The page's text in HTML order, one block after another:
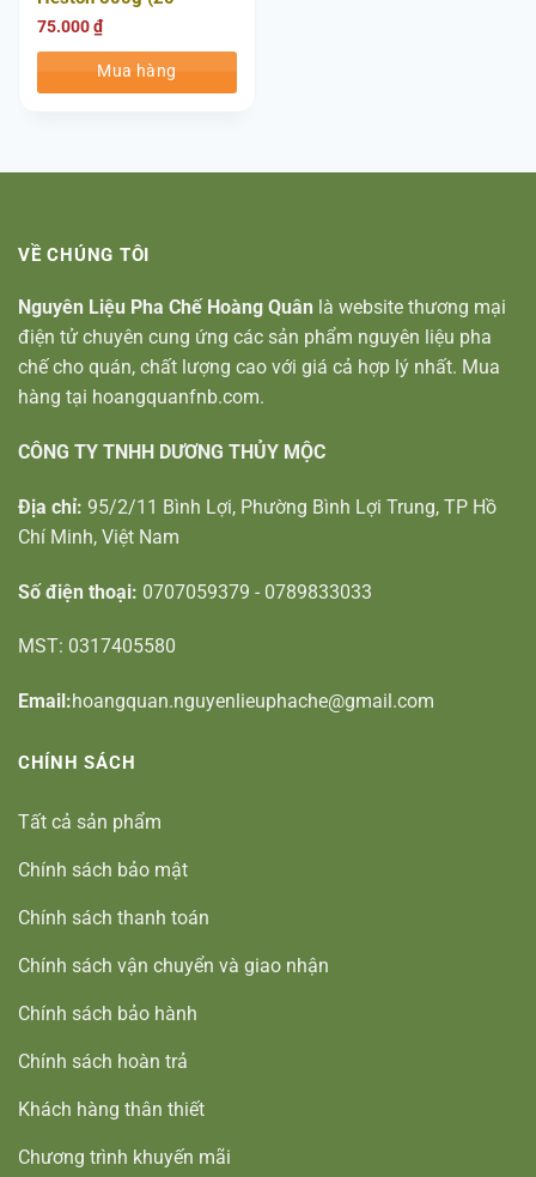
Gói/Thùng)
75.000₫
Mua hàng
VỀ CHÚNG TÔI
Nguyên Liệu Pha Chế Hoàng Quân là website thương mại
điện tử chuyên cung ứng các sản phẩm nguyên liệu pha
chế cho quán, chất lượng cao với giá cả hợp lý nhất. Mua
hàng tại hoangquanfnb.com.
CÔNG TY TNHH DƯƠNG THỦY MỘC
Địa chỉ: 95/2/11 Bình Lợi, Phường Bình Lợi Trung, TP Hồ
Chí Minh, Việt Nam
Số điện thoại: 0707059379 - 0789833033
MST: 0317405580
Email:hoangquan.nguyenlieuphache@gmail.com
CHÍNH SÁCH
Tất cả sản phẩm
Chính sách bảo mật
Chính sách thanh toán
Chính sách vận chuyển và giao nhận
Chính sách bảo hành
Chính sách hoàn trả
Khách hàng thân thiết
Chương trình khuyến mãi